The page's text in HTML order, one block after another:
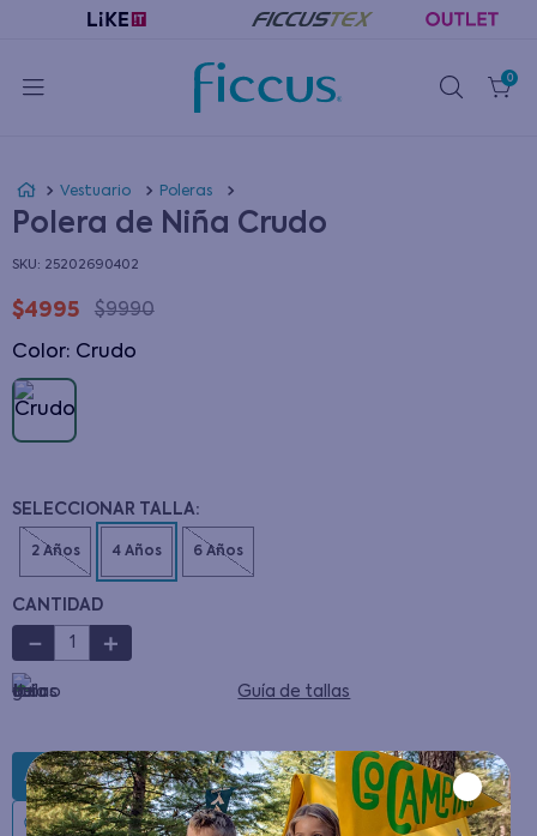
0
Vestuario Poleras
Polera de Niña Crudo
: 25202690402
$4995 $9990
Color: crudo
CANTIDAD
＋
－
Guía de tallas
AGREGAR AL CARRITO